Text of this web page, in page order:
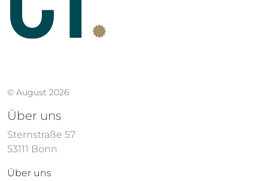
© August 2026
Über uns
Sternstraße 57
53111 Bonn
Über uns